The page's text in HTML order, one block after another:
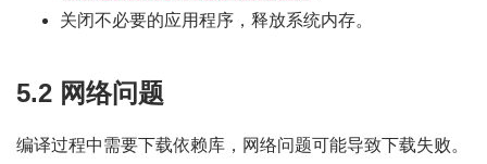
关闭不必要的应用程序，释放系统内存。
5.2 网络问题
编译过程中需要下载依赖库，网络问题可能导致下载失败。